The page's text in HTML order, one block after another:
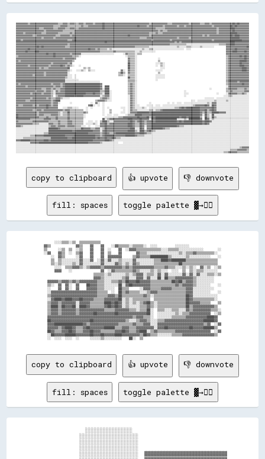
▓▓▓▓▓▓▓▓▓▓▒▒▓▓▓▓▓▓▓▓▓▓▓▓▓▓▓▓▓▓▓▓▓▓▓▓▒▒▒▒▓▓▓▓▒▒▓▓▓▓▒▒▒▒▓▓▓▓▒▒▓▓▓▓▓▓▒▒▓▓▓▓▓▓██▓▓▓▓▓▓▓▓▓▓▓▓▓▓▓▓▓▓▓▓▓▓▓▓▓▓▓▓▓▓▓▓▓▓▓▓▓▓▒▒▓▓▓▓▓▓▓▓▓▓▓▓▓▓▒▒▒▒▓▓▓▓▓▓▓▓▓▓▓▓▓▓▒▒▓▓▓▓▓▓▓▓▒▒▒▒▓▓▓▓▒▒▓▓▓▓▓▓▓▓▓▓▓▓▓▓▓▓▓▓██▓▓██▓▓▓▓▓▓▓▓
▓▓▓▓▓▓▓▓▓▓▓▓▓▓▓▓▓▓▓▓▓▓▓▓▓▓▓▓▓▓▓▓▒▒▒▒▒▒▓▓▓▓▓▓▒▒▒▒▒▒▒▒▒▒▒▒▓▓▒▒▒▒▓▓▓▓▓▓▓▓▓▓▓▓██▓▓▓▓▓▓▓▓▓▓▓▓▓▓▓▓▓▓▓▓▓▓▓▓▓▓▓▓██▓▓▓▓▓▓▒▒▓▓▓▓▓▓▓▓▓▓▓▓▒▒▓▓▓▓▓▓▓▓▓▓▒▒▓▓▓▓▒▒▓▓▓▓▓▓▓▓▓▓▓▓▓▓▓▓▓▓▓▓▓▓▒▒▓▓▓▓▓▓▓▓▓▓▓▓▓▓██▓▓██▓▓▓▓▓▓▓▓▓▓
▓▓▓▓▓▓▓▓▓▓▓▓▓▓▓▓▓▓▓▓▒▒▒▒▓▓▓▓▓▓▓▓▒▒▒▒▓▓▓▓▓▓▒▒▒▒▓▓▓▓▒▒▒▒▓▓▓▓▓▓▓▓▓▓▓▓▓▓▓▓▓▓▓▓██▓▓▓▓▓▓▓▓▓▓▓▓▓▓▓▓▓▓▓▓▓▓▓▓▓▓▓▓▓▓▓▓▓▓▓▓▓▓▓▓▓▓▓▓▒▒▒▒▒▒▒▒▓▓▓▓▓▓▓▓▓▓▓▓▓▓▓▓▓▓▓▓▓▓▓▓▓▓▓▓▓▓▓▓▓▓▓▓▓▓▓▓▓▓▓▓▒▒▓▓▓▓▓▓▓▓▓▓████▓▓▓▓▓▓▓▓▓▓▓▓
▓▓▓▓▓▓▓▓▓▓▓▓▓▓▓▓▓▓▓▓▓▓▓▓▒▒▓▓▓▓▓▓▓▓▓▓▓▓▓▓▒▒▒▒▒▒▒▒▒▒▓▓▓▓▓▓▓▓▓▓▓▓▓▓▓▓▓▓▓▓▓▓▓▓▓▓▓▓▓▓▓▓▓▓▓▓▓▓▓▓▓▓▓▓▓▓▓▓▓▓▓▓▓▓▓▓▓▓▓▓▓▓▓▓▓▓▓▓▓▓▓▓▒▒▓▓▒▒▒▒▓▓▓▓▓▓▓▓▓▓▓▓▓▓▓▓▓▓▓▓▓▓▓▓▓▓▓▓▓▓▓▓▓▓▓▓▓▓▓▓▓▓▒▒▓▓▓▓▓▓▓▓▓▓▓▓██▓▓▓▓▓▓▓▓▓▓▓▓
▓▓▓▓▓▓▒▒▓▓▓▓▓▓▓▓▓▓▓▓▓▓▒▒▒▒▓▓▓▓▓▓▓▓▓▓▒▒▒▒▒▒▒▒▒▒▓▓▒▒▓▓▓▓▓▓▓▓▓▓▓▓▓▓▓▓▓▓▓▓▓▓▓▓▓▓▓▓▓▓▓▓▓▓▓▓▓▓▓▓▓▓▓▓▓▓▓▓▓▓▓▓▓▓▓▓▓▓▓▓▓▓▓▓▒▒▒▒▒▒▓▓▒▒▒▒▓▓▓▓▓▓▓▓▓▓▓▓▓▓▓▓▓▓▓▓▓▓▓▓▓▓▓▓▓▓▓▓▓▓▓▓▓▓▓▓▓▓▓▓▓▓▒▒▓▓▓▓▓▓▓▓▓▓██████▓▓▓▓▓▓▓▓▓▓
▓▓▓▓▓▓▓▓▓▓▓▓▓▓▒▒▒▒▓▓▓▓▓▓▓▓▓▓▓▓▓▓▓▓▒▒▒▒▓▓▓▓▓▓▓▓▒▒▓▓▓▓▓▓▓▓▓▓▓▓▓▓▓▓▓▓▓▓▓▓▓▓▓▓▓▓▓▓▓▓▓▓▓▓▓▓▓▓▓▓▓▓▓▓▓▓██▓▓▓▓▓▓▓▓▓▓▓▓▓▓▓▓▒▒▓▓▓▓▓▓▓▓▓▓▓▓▓▓▓▓▓▓▓▓▓▓▓▓▓▓▓▓▓▓▓▓▓▓▓▓▓▓▓▓▓▓▓▓▒▒▓▓▒▒▓▓▓▓▓▓▓▓▓▓▓▓▓▓▓▓▓▓██▓▓████▓▓▓▓▓▓▓▓
▓▓▓▓▓▓▓▓▓▓▓▓▓▓▓▓▓▓▓▓▓▓▒▒▓▓▓▓▓▓▓▓▒▒▓▓▓▓▓▓▓▓▓▓▓▓▓▓▓▓██▓▓▓▓▓▓▓▓▓▓▓▓▓▓▓▓▓▓▓▓▓▓▓▓▓▓▓▓▓▓▓▓▓▓▓▓▓▓▓▓▓▓▓▓▓▓▓▓▓▓▓▓▓▓▒▒▒▒▒▒▓▓▓▓▓▓▓▓▓▓▓▓▓▓▓▓▓▓▓▓▓▓▓▓▓▓▒▒▓▓▓▓▓▓▓▓▒▒▓▓▓▓▓▓▓▓▓▓▓▓▓▓▓▓▓▓▓▓▓▓▓▓▓▓▓▓▓▓▓▓▓▓████████▓▓▓▓▓▓▓▓
▓▓▓▓▒▒▓▓▓▓▓▓▓▓▓▓▓▓▓▓▓▓▓▓▓▓▓▓▓▓▓▓▓▓▓▓▓▓▓▓▓▓▓▓▒▒▒▒▓▓██▓▓▓▓▓▓▓▓▓▓▓▓▓▓▓▓▓▓▓▓▓▓▓▓▓▓▓▓▓▓▓▓▓▓▓▓▓▓▓▓▓▓▓▓▓▓▓▓▓▓▓▓▓▓▓▓▓▓▓▓▓▓▓▓▒▒▓▓▓▓▓▓▓▓▓▓▓▓▓▓▒▒▓▓▓▓▓▓▓▓▓▓▓▓▓▓▓▓▓▓▓▓▓▓▓▓▓▓▓▓▓▓▓▓▓▓▒▒▓▓▓▓▓▓▓▓▓▓▓▓▓▓██████████▓▓▓▓▓▓
▓▓▓▓▓▓▓▓▓▓▓▓▓▓▓▓▓▓▓▓▓▓▓▓▓▓▓▓▓▓▓▓▓▓▓▓▓▓▓▓▓▓▓▓▓▓▓▓▓▓▓▓▓▓▓▓▓▓▓▓▓▓▓▓▓▓▓▓▓▓▓▓▓▓▓▓██▓▓▓▓▓▓▓▓▓▓▓▓▓▓▓▓▓▓▓▓▓▓▓▓▓▓▓▓▓▓▓▓▓▓▓▓▓▓▓▓▓▓▓▓▓▓▓▓▓▓▓▓▓▓▓▓▓▓▒▒▓▓▒▒▓▓▓▓▓▓▓▓▓▓▓▓▓▓▓▓▓▓▓▓▓▓▓▓▓▓▓▓▓▓▓▓▓▓▓▓▓▓▓▓▓▓████▓▓▓▓▓▓▓▓▓▓▓▓
▓▓▓▓▓▓▓▓▓▓▓▓▓▓▓▓▓▓▓▓▓▓▓▓▓▓▓▓▓▓▓▓▓▓▓▓▓▓▓▓▓▓▓▓▒▒▓▓▓▓▓▓▓▓▓▓▓▓▓▓▓▓▓▓▓▓▓▓▓▓▓▓▓▓▓▓▓▓▓▓▓▓▓▓▓▓▓▓▓▓▓▓▓▓▓▓▓▓▓▓▓▓▓▓▓▓▓▓▓▓▓▓▓▓▓▓▓▓▓▓▓▓▓▓▓▓▓▓▓▓▓▓▒▒▒▒▒▒▒▒▒▒▒▒▒▒░░░░░░░░░░░░░░░░░░░░░░░░░░░░▒▒▒▒▒▒▓▓▓▓████▓▓▓▓▓▓▓▓▓▓▓▓
▓▓▓▓▓▓▓▓▓▓▓▓▓▓▓▓▓▓██▓▓██▓▓▓▓▓▓▓▓▓▓▓▓▓▓▓▓▓▓▒▒▒▒▓▓▓▓▓▓▓▓▓▓▓▓▓▓▓▓▓▓▓▓▓▓▓▓▓▓▓▓▓▓▓▓▓▓▓▓▓▓▓▓▓▓▓▓▓▓▓▓▓▓▓▓▓▓▓▓▒▒▒▒▒▒▒▒▒▒▒▒░░░░░░░░░░░░░░░░░░░░░░░░▒▒░░░░░░▒▒▒▒░░░░░░░░▒▒░░░░░░░░░░          ▓▓▓▓▓▓▓▓▓▓▓▓▓▓▓▓▓▓██
▓▓▓▓▓▓▓▓▓▓██▓▓▓▓▓▓▓▓▓▓▓▓▓▓▓▓▓▓▓▓▓▓▓▓▓▓▓▓▓▓▓▓▓▓▓▓▓▓▓▓▓▓▓▓▓▓▓▓▓▓██▓▓▓▓▒▒▓▓▒▒▒▒▒▒░░▒▒░░░░░░░░░░░░░░░░░░░░░░░░░░▒▒░░░░▒▒▒▒░░░░░░░░░░░░░░░░░░░░░░░░░░  ░░░░                              ▓▓▓▓▓▓▓▓██▓▓▓▓▓▓▓▓▓▓
▓▓▓▓▓▓▓▓██▓▓▓▓▓▓████▓▓▓▓▓▓▓▓▓▓▓▓▓▓▓▓▓▓▓▓▓▓▓▓▓▓▓▓▓▓▓▓▓▓▓▓▓▓▓▓▓▓▓▓▓▓▓▓▓▓▓▓▒▒▒▒▒▒▒▒▒▒▒▒▓▓▒▒▒▒▒▒▒▒▒▒▒▒▒▒▒▒░░░░▒▒░░░░░░░░░░░░                                                            ▓▓▓▓▓▓████▓▓▓▓▓▓██▓▓
▓▓▓▓▓▓▓▓▓▓▓▓▓▓▓▓▓▓▓▓▓▓▓▓▓▓██▓▓▓▓██▓▓▓▓▓▓▓▓▓▓▓▓▒▒▓▓▓▓▓▓▓▓░░░░░░░░░░░░░░░░░░░░░░░░░░░░        ░░▓▓▒▒▒▒▒▒░░▒▒▒▒                                                                        ▓▓▓▓▓▓▓▓▓▓▓▓▓▓▓▓▓▓▓▓
▒▒▓▓▓▓▓▓▓▓▓▓▓▓▓▓▓▓▓▓▓▓▓▓▓▓▓▓▓▓▓▓██▓▓▓▓▓▓▓▓▓▓▓▓▓▓▒▒▒▒▒▒░░                                      ░░▒▒▒▒▒▒░░                                                                            ▒▒▓▓▓▓▓▓▓▓▓▓██▓▓██▓▓
▓▓▓▓▓▓▓▓▓▓▓▓▓▓▓▓▓▓▓▓▓▓▓▓▓▓▓▓▓▓▓▓▓▓▓▓▓▓▓▓▒▒▓▓▓▓▓▓▓▓▒▒                                            ▓▓▒▒▒▒░░                  ░░                                                        ▒▒▓▓▓▓▓▓▓▓▓▓▓▓▓▓██▓▓
▓▓▒▒▓▓▓▓▓▓▓▓▓▓▓▓▓▓▓▓▓▓▓▓▓▓▓▓▓▓▓▓▓▓▓▓▓▓▓▓▓▓▓▓▓▓▓▓▒▒                                              ▓▓▒▒▒▒░░                  ▒▒                                                        ▒▒▓▓▓▓▓▓▓▓▓▓██████▓▓
▓▓▓▓▓▓▓▓▓▓▓▓▓▓▓▓▓▓▓▓▓▓▓▓▓▓▓▓▓▓▒▒▓▓▓▓▓▓▓▓▓▓▓▓▒▒▓▓                                                ██▒▒▒▒░░                ░░░░▒▒░░                                                    ▒▒▓▓▓▓▓▓▓▓▓▓██▓▓▓▓▓▓
▓▓▓▓▓▓▓▓▓▓▒▒▓▓▓▓▓▓▓▓▓▓▓▓▓▓▓▓▒▒▓▓▓▓▓▓▓▓██▓▓▒▒▓▓▒▒░░    ░░                                        ██▒▒▒▒░░                ░░  ▒▒░░                                                    ▒▒▓▓▓▓▓▓▓▓▓▓████▓▓▓▓
▓▓▓▓▓▓▓▓▓▓▓▓▓▓▓▓▓▓▓▓▒▒▓▓▒▒▒▒▓▓▓▓▓▓▓▓▓▓▓▓▓▓▓▓██            ▒▒░░▒▒                                ██▒▒▒▒░░                    ░░░░                                                    ▒▒▓▓▓▓▓▓▓▓▓▓▓▓████▓▓
▓▓▓▓▓▓▓▓▓▓▓▓▓▓▓▓▓▓▓▓▓▓▓▓▓▓▓▓▓▓▓▓▓▓▓▓▓▓▓▓▓▓▓▓▒▒░░    ░░░░▒▒░░  ▒▒░░░░                      ▓▓░░  ▓▓▒▒▒▒░░                ░░░░░░                                                      ▒▒▓▓▓▓▓▓▓▓▓▓▓▓████▓▓
▓▓▓▓▓▓▓▓▓▓▓▓▓▓▓▓▓▓▓▓▓▓▓▓▒▒▓▓▓▓▓▓▓▓▓▓▓▓▓▓▓▓▓▓░░                                          ▒▒██▒▒  ▓▓▒▒▒▒░░                  ▒▒                                                        ▒▒▓▓▓▓▓▓▓▓▓▓▓▓▓▓▓▓▓▓
▓▓▓▓▓▓▓▓▓▓▓▓▓▓▒▒▓▓▓▓▓▓▓▓▒▒▓▓▓▓▓▓▓▓▓▓▓▓▓▓▓▓▓▓░░░░  ░░                                    ▒▒▒▒░░  ▒▒▒▒▒▒░░                ░░░░░░░░                                                    ▒▒▓▓▓▓▓▓▓▓▓▓▓▓▓▓▓▓▓▓
▓▓▓▓▓▓▓▓▓▓▓▓▓▓▓▓▓▓▓▓▓▓▓▓▓▓▓▓▓▓▓▓▓▓▓▓▓▓▓▓▓▓▒▒░░░░  ░░                                            ██▒▒▒▒░░                ░░░░░░░░                                                    ▒▒▓▓▓▓▓▓▓▓▓▓▓▓▓▓▓▓▓▓
▓▓▓▓▓▓▓▓▓▓▓▓▓▓▓▓▓▓▓▓▓▓▓▓▓▓▓▓▓▓▓▓▓▓▓▓▓▓▓▓▓▓░░░░░░░░░░░░                                          ▒▒▒▒▒▒░░                ░░                                                          ▒▒▓▓▓▓▓▓▓▓▓▓▓▓▓▓▓▓▓▓
▓▓▓▓▓▓▓▓▓▓▓▓▓▓▓▓▓▓▓▓▓▓▓▓▓▓▓▓▓▓▓▓▓▓▓▓▓▓▓▓▓▓░░░░░░░░░░░░░░░░░░░░░░░░░░░░░░                        ▒▒▒▒▒▒░░                                                                            ▒▒▓▓▓▓▓▓▓▓▒▒▓▓▓▓▓▓▓▓
▓▓▒▒▓▓▓▓▓▓▓▓▓▓▓▓▓▓▓▓▓▓▓▓▓▓▓▓▓▓▒▒▓▓▓▓▓▓▒▒▓▓██████████████████████████████▓▓                      ▒▒▓▓▒▒░░                                                                            ▒▒▓▓▓▓▓▓▓▓▓▓▓▓██▓▓▓▓
▓▓▓▓▓▓▓▓▒▒▓▓▓▓▓▓▓▓▓▓▓▓▓▓▓▓▓▓▓▓▓▓▒▒▓▓▓▓▒▒▓▓██████████████████████████████▓▓  ████                ▒▒▓▓▒▒░░                                                                            ░░▓▓▓▓▓▓▓▓▓▓▓▓▓▓▓▓▓▓
▓▓▓▓▓▓▓▓▓▓▓▓▓▓▓▓▓▓▓▓▓▓▒▒▒▒▓▓▓▓▒▒▓▓▒▒▒▒▓▓▓▓██████████████████████████████▓▓░░████                ▒▒▓▓▒▒░░                                                              ░░            ▒▒▓▓▓▓▓▓▓▓▒▒▒▒▒▒▓▓▒▒
▓▓▓▓▓▓▓▓▓▓▓▓▓▓▓▓▒▒▓▓▓▓▓▓▒▒▓▓▓▓▒▒░░▓▓▒▒▓▓▓▓██████████████████████████████▒▒▒▒████░░              ▒▒▓▓▒▒░░                                        ░░                                  ▒▒▒▒▓▓▒▒▒▒▒▒▒▒▒▒▓▓▓▓
▓▓▓▓▓▓▓▓▓▓▓▓▒▒▓▓▓▓▓▓▓▓▒▒▓▓▓▓▓▓▒▒░░▓▓▓▓▓▓▓▓██████████████████▓▓▓▓▓▓██▓▓▓▓▒▒░░████░░              ▒▒▓▓▒▒░░                                        ░░░░                        ░░      ░░▓▓▓▓▓▓▓▓▒▒▒▒▓▓▒▒░░
▓▓▓▓▓▓▓▓▓▓▓▓▓▓▓▓▓▓▓▓▓▓▓▓▓▓▓▓▓▓▒▒  ▒▒▓▓▓▓▓▓████████▓▓██████▓▓▓▓▓▓▓▓▓▓▓▓▓▓░░▒▒▓▓▓▓░░              ░░▓▓▒▒░░                                        ░░                                ░░░░▒▒▒▒░░░░░░░░░░░░░░
▓▓▓▓▓▓▓▓▓▓▓▓▒▒▓▓▓▓▓▓▓▓▓▓▓▓▒▒▓▓▒▒▒▒▓▓▓▓▒▒░░░░░░                          ▒▒▓▓▓▓▒▒░░              ░░▓▓▒▒░░                                                          ░░░░░░░░  ░░░░░░░░░░░░░░░░░░░░░░░░░░░░
▓▓▓▓▓▓▓▓▒▒▒▒▓▓▓▓▓▓▓▓▓▓▓▓▓▓▓▓▓▓▒▒▓▓████                              ▒▒▓▓▓▓▓▓▒▒░░░░              ░░▓▓▒▒░░                                              ░░░░  ░░░░░░░░░░░░░░▒▒░░░░░░░░▒▒░░░░░░░░░░░░░░░░░░
▓▓▓▓▓▓▓▓▓▓▓▓▓▓▓▓▓▓▓▓▓▓▓▓▓▓▓▓▓▓▒▒▓▓▓▓░░        ░░                ░░  ▓▓░░  ░░                    ░░▓▓▒▒░░          ░░              ░░  ░░  ░░░░  ░░░░░░░░░░░░░░░░░░░░▒▒░░▓▓▓▓░░░░░░░░░░░░░░░░░░░░░░░░░░░░
▓▓▒▒▒▒▓▓▓▓▓▓▓▓▒▒▓▓▒▒▓▓▓▓▓▓██▓▓▒▒▓▓▓▓                          ▓▓██░░  ░░  ░░                    ░░▓▓▒▒░░░░      ░░░░░░  ░░░░  ░░░░░░░░░░░░░░░░░░░░░░░░░░▒▒▓▓▓▓▓▓▓▓██▓▓░░██▓▓░░░░░░░░░░░░░░░░░░░░░░░░░░░░
▓▓▓▓▓▓▓▓▓▓▓▓▓▓▓▓▓▓▓▓▓▓▓▓▓▓██▓▓▓▓▓▓▓▓    ░░░░▒▒▒▒░░░░░░      ░░  ░░        ░░  ░░          ░░░░  ░░▓▓▒▒░░░░░░▒▒░░  ░░░░░░░░░░░░░░░░░░░░░░▒▒▒▒▓▓██▓▓████████████▓▓▓▓▓▓▓▓▓▓██▓▓░░░░░░░░░░░░░░░░░░░░░░░░░░░░
▓▓▓▓▓▓▓▓▓▓▓▓▓▓▒▒▒▒▓▓▓▓▒▒▓▓▓▓▓▓▓▓▓▓▓▓▓▓▓▓▒▒▓▓▓▓▒▒▒▒▒▒▒▒▒▒▒▒  ░░            ░░    ▒▒          ░░  ░░▓▓▒▒▒▒░░░░░░░░░░▒▒▒▒░░▒▒▒▒▓▓████████████████████████████████▓▓▓▓██▒▒▓▓██▓▓░░░░░░░░░░░░░░░░░░░░░░░░░░░░
▓▓▓▓▓▓▓▓▓▓▓▓▓▓▓▓▓▓▒▒▓▓▓▓▓▓▓▓▓▓▓▓▓▓▓▓▒▒░░▒▒▒▒██▒▒▒▒▒▒▒▒▒▒▒▒▓▓▒▒            ░░    ▒▒        ░░░░  ░░▓▓▓▓▓▓██████████▓▓██████████████████████████████████████████▓▓▒▒██▒▒▒▒██████▓▓▓▓▓▓░░░░░░░░░░░░░░░░░░░░
██▓▓▓▓▓▓▓▓▓▓▓▓▓▓▓▓▒▒▓▓▓▓▒▒▒▒▒▒▓▓▓▓▓▓▒▒░░▒▒▒▒▓▓▒▒▒▒▒▒▒▒▒▒▒▒░░              ░░  ░░░░  ░░░░      ░░▒▒▒▒▒▒██████▓▓▓▓▓▓▓▓██████████████████████████████████████████▓▓░░██▒▒░░██░░░░░░░░░░░░░░░░░░░░░░░░░░░░░░
██▓▓▓▓▓▓▓▓▓▓▓▓▓▓▓▓▓▓▒▒▒▒▒▒▓▓▒▒▒▒▒▒▓▓▒▒▒▒▒▒▒▒▓▓▒▒▒▒▒▒▒▒▒▒▒▒░░                ░░░░░░░░░░░░▒▒▒▒▓▓▓▓▓▓▓▓▓▓▓▓██▓▓▓▓▓▓██▒▒██▓▓████████████████████▓▓████▓▓██████████▒▒  ██▒▒░░██▒▒░░░░░░░░░░░░░░░░░░░░░░░░░░░░
▓▓▓▓▓▓▓▓▓▓▓▓▒▒▒▒▒▒▒▒▒▒▒▒▓▓▓▓▓▓▒▒▒▒▓▓▒▒▒▒▒▒▒▒▓▓▒▒▒▒▒▒▒▒▒▒▒▒                ██░░▒▒▓▓▓▓▓▓▓▓▓▓▓▓▓▓▓▓████▓▓▓▓▓▓██▓▓▓▓▓▓░░██▓▓██████████████████░░░░░░▒▒░░██████████▓▓  ██▓▓░░▒▒░░░░░░░░░░░░░░░░░░░░░░░░░░░░░░
▓▓▒▒▒▒▒▒▒▒▒▒▒▒▓▓▓▓▓▓▓▓▓▓▓▓▓▓▒▒▒▒▒▒▒▒▓▓▒▒▒▒▒▒▓▓▓▓▒▒▒▒▒▒▒▒▒▒    ░░░░  ░░  ▒▒████▒▒░░░░▓▓▓▓▓▓▓▓▓▓▓▓▓▓██▓▓▒▒▓▓██▓▓▒▒▓▓▓▓██▓▓██████████████████▓▓██▓▓████████████████▓▓████▓▓░░░░░░░░░░░░░░░░░░░░░░░░░░░░░░░░
▓▓▓▓▓▓▓▓▓▓▓▓▓▓▒▒▒▒▒▒░░░░░░░░▓▓▓▓▒▒▒▒▓▓▒▒▒▒▒▒▓▓▓▓▒▒▒▒▒▒▒▒▒▒  ░░░░░░▒▒░░  ▓▓▓▓██▒▒▓▓▓▓▓▓▓▓▓▓▓▓▓▓▓▓████▓▓▒▒▒▒██▓▓▒▒▓▓▓▓████████████████████████████████████████████▓▓██▓▓░░░░░░░░░░░░░░░░░░░░░░░░░░░░░░░░░░
▓▓▓▓▒▒░░░░░░░░░░░░░░░░░░░░░░▒▒▓▓▓▓▒▒▓▓▓▓▓▓▒▒▓▓▓▓▓▓▒▒▒▒▒▒░░░░  ░░    ░░░░▓▓▓▓██▓▓▓▓▓▓▓▓▓▓▓▓▓▓▓▓▓▓████▓▓▒▒▒▒██▓▓░░▓▓▓▓██████████████████████▓▓▒▒▒▒░░░░░░░░░░░░░░░░░░░░░░░░░░░░░░░░░░░░░░░░░░░░░░░░░░░░░░░░
░░░░░░░░░░░░░░░░░░░░░░░░░░░░████████▓▓▒▒▒▒▒▒▒▒▒▒▒▒▒▒▒▒▒▒██▓▓▓▓▓▓▒▒▒▒▓▓▓▓░░▒▒██▓▓▓▓▓▓▓▓▓▓▓▓▓▓▓▓▓▓▓▓████░░░░██▓▓  ▓▓▓▓██████████▓▓▒▒▒▒░░░░░░░░░░░░░░░░░░░░░░░░░░░░░░░░░░░░░░░░░░░░░░░░░░░░░░░░░░░░░░░░░░░░
░░░░░░░░░░░░░░░░░░░░░░░░░░░░████████████████████▓▓▓▓██████████████▓▓▓▓▓▓░░▓▓██▓▓▓▓▓▓▓▓▓▓▓▓▓▓▓▓▓▓██████▒▒░░████▒▒▓▓██▒▒▒▒░░░░░░░░░░░░░░░░░░░░░░░░░░░░░░░░░░░░░░░░░░░░░░░░░░░░░░░░░░░░░░░░░░░░░░░░░░░░░░░░
░░░░░░░░░░░░░░░░░░░░░░░░▒▒▒▒██████████████████████████████████▓▓▓▓▓▓▓▓▓▓▒▒▓▓██▓▓▒▒▒▒▓▓████████████████▓▓▓▓████▓▓▒▒▒▒░░░░░░░░░░░░░░░░░░░░░░░░░░░░░░░░░░░░░░░░░░░░░░░░░░░░░░░░░░░░░░░░░░░░░░░░░░░░░░░░░░░░
░░░░░░░░░░░░▒▒▒▒▓▓▓▓▓▓▓▓██████████████████▓▓▓▓▓▓▓▓██████████████████▓▓▓▓▒▒▓▓████████▓▓▓▓▓▓▓▓▓▓████████▓▓▒▒▒▒▒▒░░░░░░░░░░░░░░░░░░░░░░░░░░░░░░░░░░░░░░░░░░░░░░░░░░░░░░░░░░░░░░░░░░░░░░░░░░░░░░░░░░░░░░░░░░
░░░░░░▒▒▒▒▒▒▒▒▒▒▒▒▒▒▒▒▒▒▒▒▒▒▒▒██████████████▓▓▓▓████████████████████▓▓██▓▓▓▓██▓▓▓▓██▓▓▒▒▒▒░░░░░░░░░░░░░░░░░░░░░░░░░░░░░░░░░░░░░░░░░░░░░░░░░░░░░░░░░░░░░
copy to clipboard 👍 upvote 👎 downvote
fill: spaces toggle palette ▓→✊🏽
      ░░░░▒▒▒▒░░▒▒  ▒▒▒▒▒▒▒▒▒▒▒▒
▓▓▒▒              ▓▓▒▒    ▓▓    ▓▓    ░░▓▓▒▒▒▒▒▒░░▒▒▒▒▒▒░░  ░░░░          ░░░░░░░░
▒▒      ░░▒▒  ▒▒  ░░▒▒    ▓▓    ▓▓  ░░    ▓▓  ░░▓▓▓▓▒▒▒▒▒▒▒▒▒▒▒▒▒▒░░░░▒▒▒▒▒▒░░░░░░░░░░░░░░        ░░
░░▓▓    ▓▓▒▒  ░░  ▒▒▓▓    ▓▓    ▓▓  ▒▒    ▓▓        ▓▓▒▒▒▒░░░░░░░░░░░░░░░░░░▒▒░░▒▒▒▒▓▓▒▒▒▒▒▒▒▒▒▒░░
    ░░  ▓▓▒▒      ░░▓▓    ▓▓    ▓▓  ▓▓▓▓▓▓▓▓      ▒▒▓▓▒▒▒▒▒▒██████████▒▒░░░░░░░░▒▒░░░░░░░░░░░░    ░░
    ▒▒  ▒▒░░░░░░░░░░▓▓░░░░▓▓  ░░▓▓░░▓▓░░░░▒▒░░░░░░▓▓░░░░░░░░░░▒▒▒▒████▓▓████████▒▒▒▒▒▒▒▒▒▒▒▒▒▒▒▒▒▒
    ▒▒░░▒▒░░░░░░▒▒░░▓▓░░░░░░░░░░▓▓░░░░░░▓▓▒▒░░▒▒░░▓▓▒▒░░░░░░░░▒▒▒▒▒▒▒▒▒▒▒▒▒▒██▒▒▒▒▒▒▒▒▒▒▒▒▒▒▒▒▒▒▒▒
      ░░░░  ▒▒▒▒▓▓▓▓▒▒░░▒▒▓▓▓▓▓▓▒▒▓▓▓▓▓▓▓▓▓▓▒▒▓▓▒▒▓▓▓▓▓▓▓▓▓▓▓▓▒▒▒▒▒▒▓▓▒▒▒▒░░░░▒▒░░▒▒░░  ▓▓░░▒▒  ░░▒▒
      ▓▓▓▓    ░░                ▓▓  ░░▓▓▒▒▒▒▒▒▒▒▒▒▓▓▒▒░░░░░░▒▒░░▒▒░░░░  ░░░░  ▒▒  ▒▒░░▒▒▒▒░░░░░░░░
                            ▒▒▒▒▒▒░░▒▒░░░░░░░░▒▒░░▒▒▓▓▓▓░░▒▒▒▒░░▓▓░░▓▓░░░░░░░░▓▓░░▓▓░░▓▓░░░░▒▒▒▒░░▒▒
                            ▓▓▓▓▒▒░░░░░░░░░░▒▒▓▓░░░░▓▓▓▓░░▓▓░░░░██░░██▒▒▒▒▓▓▓▓▓▓▓▓▓▓▒▒░░░░░░░░░░
  ▓▓▓▓▓▓▒▒▓▓▓▓▒▒▓▓▒▒▓▓▓▓▓▓▓▓▓▓▒▒▒▒░░░░▒▒▒▒▓▓▒▒██▓▓▓▓██▓▓▓▓▓▓▒▒▒▒▒▒▒▒▒▒▒▒██▓▓██▒▒▓▓▓▓▒▒░░░░░░░░░░
  ▒▒░░  ▓▓  ▓▓░░  ▓▓    ██▓▓▓▓▒▒▒▒░░░░░░░░██░░▓▓██▓▓▓▓▓▓▓▓▓▓▒▒▒▒▒▒▒▒▒▒▒▒▒▒▓▓▒▒▓▓▓▓▓▓▒▒░░░░░░░░    ░░
  ░░    ▓▓  ▓▓░░  ▓▓    ▓▓▓▓▓▓▒▒▒▒░░░░░░  ██▒▒▒▒      ░░▓▓▓▓▒▒▒▒▒▒▓▓▓▓▓▓▒▒▒▒▒▒▒▒▓▓▓▓░░░░░░░░░░░░
  ░░▓▓▓▓▓▓▓▓▓▓▓▓▓▓▓▓▓▓▓▓▓▓▓▓▓▓▒▒▒▒▒▒  ░░  ██▒▒▓▓▒▒▒▒▒▒░░░░▒▒▓▓▓▓▒▒▒▒▒▒▒▒▒▒▒▒▒▒▒▒▓▓▓▓░░░░░░░░░░    ░░
  ▒▒▓▓▓▓▓▓▓▓▓▓▓▓▓▓▓▓▓▓▓▓▓▓▓▓▓▓▒▒▒▒▒▒▓▓▓▓▒▒██▒▒▒▒▒▒▒▒▒▒▒▒▓▓▒▒░░▒▒▒▒▒▒▒▒▒▒▒▒▒▒▒▒▒▒██▓▓░░░░░░░░░░░░░░
  ░░▓▓████▓▓████▓▓▓▓██▓▓▓▓▓▓▒▒▒▒▒▒▓▓▓▓▓▓▓▓██░░▒▒░░▒▒▒▒▒▒▒▒▒▒  ▒▒▒▒▒▒▒▒▒▒▒▒▒▒▒▒▒▒██▓▓▒▒▒▒▒▒▒▒▒▒▒▒░░
  ▒▒▓▓▓▓▒▒▓▓▓▓▓▓▓▓░░▓▓▓▓▓▓▒▒▒▒▒▒▒▒████▓▓██▓▓░░▒▒░░▒▒░░▒▒▓▓██▒▒░░▒▒▒▒▒▒▒▒▒▒▒▒▒▒▒▒██▓▓▓▓▓▓▒▒▒▒▒▒    ▒▒
  ▒▒████▒▒██▓▓▓▓██░░████▓▓▒▒▒▒▒▒▒▒▓▓██▓▓██▓▓░░▒▒░░░░░░▒▒▒▒▓▓▒▒░░▒▒▒▒▒▒▒▒▒▒▒▒▒▒▒▒██▒▒▓▓▓▓▓▓▓▓▓▓▓▓▒▒
  ▒▒▓▓▓▓▒▒▓▓▓▓▓▓▓▓▒▒▓▓▓▓▓▓▓▓▓▓▓▓▓▓▒▒▒▒▒▒▓▓▓▓▓▓▓▓▒▒▒▒░░▒▒▒▒██░░  ▒▒▒▒░░░░▒▒▒▒░░░░▓▓▒▒▓▓▓▓▓▓▓▓▓▓▒▒▒▒░░
  ▒▒▓▓▓▓▒▒▓▓▓▓▓▓▓▓▒▒▓▓▓▓▓▓▓▓██▓▓▓▓▓▓▓▓▓▓██▓▓▓▓▓▓▓▓▓▓▓▓▓▓▓▓██░░  ░░░░░░░░░░▒▒░░▒▒▒▒▓▓▓▓▓▓▓▓▓▓▓▓  ░░▒▒
  ▓▓▓▓▓▓▓▓▓▓▓▓▓▓▓▓▓▓▓▓▓▓▓▓▓▓▓▓▓▓▓▓▓▓▓▓▓▓▓▓▓▓▓▓▓▓▓▓▒▒▓▓▓▓▒▒▒▒░░  ░░░░░░░░▒▒▒▒▒▒▒▒▓▓▓▓▓▓▓▓▓▓▓▓████▓▓
  ██▓▓▓▓▓▓▓▓▓▓▓▓▓▓▓▓▓▓▓▓▓▓██▓▓▓▓▓▓▓▓▓▓▓▓▓▓▓▓▓▓▒▒░░░░▒▒▓▓▓▓▒▒░░░░▒▒▒▒▓▓▓▓▓▓▓▓▓▓▓▓▓▓▓▓▓▓▓▓▓▓██████▓▓
  ▓▓▓▓████████████████▓▓▒▒▓▓▓▓▓▓▓▓▓▓▓▓▓▓▓▓▒▒▒▒▒▒▒▒▓▓▒▒▒▒▓▓▓▓░░░░▓▓▓▓▓▓▓▓▓▓▓▓▓▓▓▓▓▓▓▓▓▓▓▓▓▓▒▒▓▓  ░░▓▓
  ▓▓▓▓▓▓▒▒▓▓████▓▓▒▒▒▒▓▓██▓▓▓▓▓▓▓▓██████▒▒▒▒▓▓▓▓▒▒▒▒▓▓▓▓▓▓▓▓▓▓░░▓▓▓▓██▓▓▓▓▓▓▓▓▓▓▓▓██▓▓▓▓▓▓██████▒▒
  ██▓▓▒▒▒▒▓▓▓▓██▓▓▒▒▒▒▓▓▓▓██▓▓▓▓▒▒▒▒▒▒▒▒▓▓▓▓██▓▓▒▒▒▒▓▓████░░▒▒▓▓▒▒▒▒▒▒▒▒▒▒▓▓▓▓▓▓▓▓▓▓▓▓▓▓▓▓▓▓▓▓  ░░▓▓
  ░░██▓▓▓▓▓▓██████▓▓▓▓▓▓▓▓██▓▓▓▓██▓▓▓▓▓▓████▓▓▓▓▓▓▓▓▓▓▒▒██▓▓▒▒▒▒░░░░░░░░▒▒▒▒▒▒▓▓▓▓▓▓▓▓▓▓▓▓▓▓▓▓▓▓▒▒
copy to clipboard 👍 upvote 👎 downvote
fill: spaces toggle palette ▓→✊🏽
                  ░░░░░░░░░░░░░░░░
                ░░░░░░░░░░░░░░░░░░░░
                ░░░░░░░░░░░░░░░░░░░░
                ░░░░░░░░░░░░░░░░░░░░
                ░░░░░░░░░░░░░░░░░░░░  ▓▓▓▓▓▓▓▓▓▓▓▓▓▓▓▓▓▓▓▓▓▓▓▓▓▓▓▓